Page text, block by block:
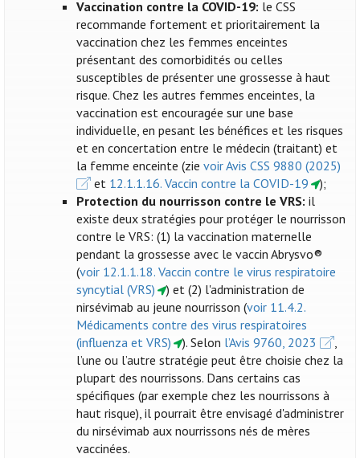
Vaccination contre la COVID-19: le CSS
recommande fortement et prioritairement la
vaccination chez les femmes enceintes
présentant des comorbidités ou celles
susceptibles de présenter une grossesse à haut
risque. Chez les autres femmes enceintes, la
vaccination est encouragée sur une base
individuelle, en pesant les bénéfices et les risques
et en concertation entre le médecin (traitant) et
la femme enceinte (zie voir Avis CSS 9880 (2025)
et 12.1.1.16. Vaccin contre la COVID-19
);
Protection du nourrisson contre le VRS: il
existe deux stratégies pour protéger le nourrisson
contre le VRS: (1) la vaccination maternelle
pendant la grossesse avec le vaccin Abrysvo®
(voir 12.1.1.18. Vaccin contre le virus respiratoire
syncytial (VRS)
) et (2) l'administration de
nirsévimab au jeune nourrisson (voir 11.4.2.
Médicaments contre des virus respiratoires
(influenza et VRS)
). Selon l’Avis 9760, 2023
,
l’une ou l’autre stratégie peut être choisie chez la
plupart des nourrissons. Dans certains cas
spécifiques (par exemple chez les nourrissons à
haut risque), il pourrait être envisagé d'administrer
du nirsévimab aux nourrissons nés de mères
vaccinées.